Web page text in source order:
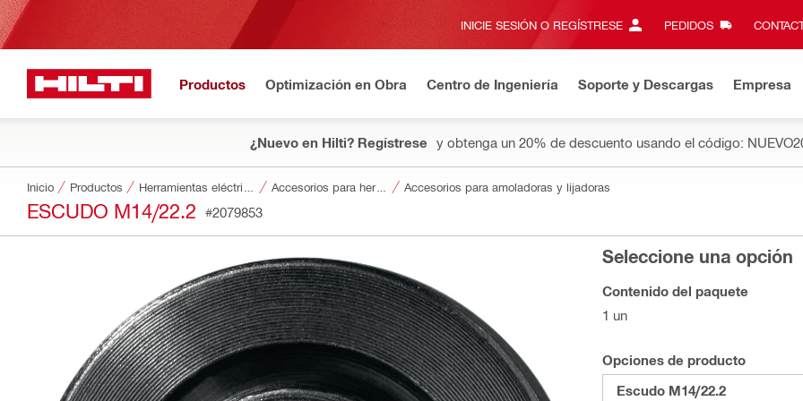
INICIE SESIÓN O REGÍSTRESE PEDIDOS
Productos Optimización en Obra Centro de Ingeniería Soporte y Descargas Empresa
¿Nuevo en Hilti? Regístrese y obtenga un 20% de descuento usando el código:
Inicio Productos Accesorios para herramientas Accesorios para amoladoras y lijadoras
ESCUDO M14/22.2 #2079853
Seleccione una opción
Contenido del paquete
1 un
Opciones de producto
Escudo M14/22.2